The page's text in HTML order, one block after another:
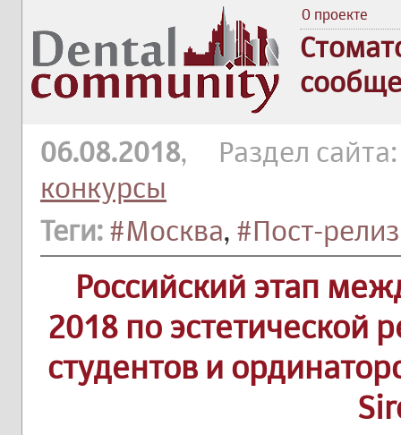
О проекте
06.08.2018, Раздел
конкурсы
Теги: #Москва, #Пост-
Российский этап
2018 по эстетической
студентов и